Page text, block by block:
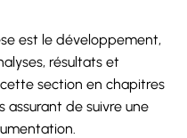
est le développement,
résultats et
section en chapitres
assurant de suivre une